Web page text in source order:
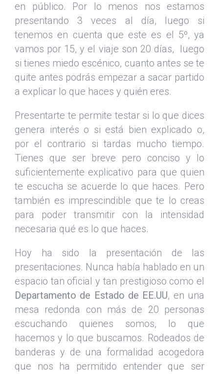
en público. Por lo menos nos estamos
presentando 3 veces al día, luego si
tenemos en cuenta que este es el 5º, ya
vamos por 15, y el viaje son 20 días, luego
si tienes miedo escénico, cuanto antes se te
quite antes podrás empezar a sacar partido
a explicar lo que haces y quién eres.
Presentarte te permite testar si lo que dices
genera interés o si está bien explicado o,
por el contrario si tardas mucho tiempo.
Tienes que ser breve pero conciso y lo
suficientemente explicativo para que quien
te escucha se acuerde lo que haces. Pero
también es imprescindible que te lo creas
para poder transmitir con la intensidad
necesaria qué es lo que haces.
Hoy ha sido la presentación de las
presentaciones. Nunca había hablado en un
espacio tan oficial y tan prestigioso como el
Departamento de Estado de EE.UU, en una
mesa redonda con más de 20 personas
escuchando quienes somos, lo que
hacemos y lo que buscamos. Rodeados de
banderas y de una formalidad acogedora
que nos ha permitido entender que ser